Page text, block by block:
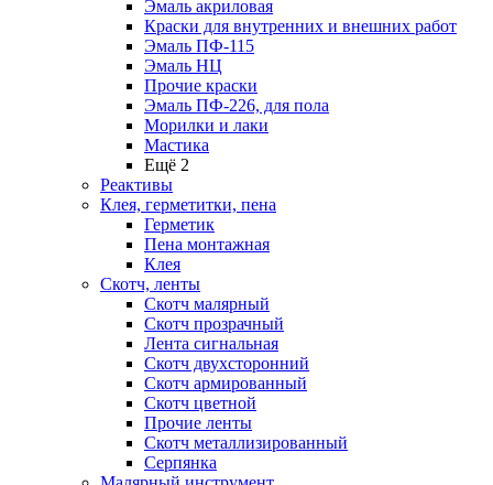
Эмаль акриловая
Краски для внутренних и внешних работ
Эмаль ПФ-115
Эмаль НЦ
Прочие краски
Эмаль ПФ-226, для пола
Морилки и лаки
Мастика
Ещё 2
Реактивы
Клея, герметитки, пена
Герметик
Пена монтажная
Клея
Скотч, ленты
Скотч малярный
Скотч прозрачный
Лента сигнальная
Скотч двухсторонний
Скотч армированный
Скотч цветной
Прочие ленты
Скотч металлизированный
Серпянка